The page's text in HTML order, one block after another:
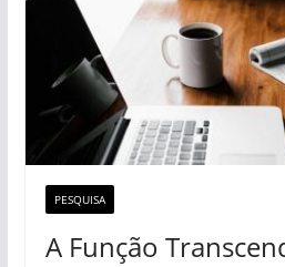
PESQUISA
A Função